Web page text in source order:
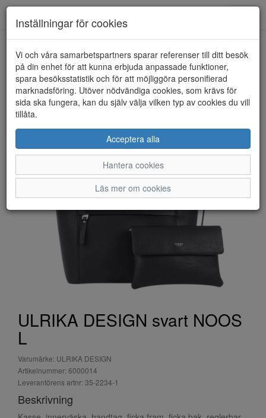
HEM ULRIKA DESIGN
ULRIKA DESIGN svart NOOS
L
Varumärke: ULRIKA DESIGN
Artikelnummer: 6000014
Leverantörens artnr: 35-2234-1
Beskrivning
Inställningar för cookies
Vi och våra samarbetspartners sparar referenser till ditt besök
på din enhet för att kunna erbjuda anpassade funktioner,
spara besöksstatistik och för att möjliggöra personifierad
marknadsföring. Utöver nödvändiga cookies, som krävs för
sida ska fungera, kan du själv välja vilken typ av cookies du vill
tillåta.
Acceptera alla
Hantera cookies
Läs mer om cookies